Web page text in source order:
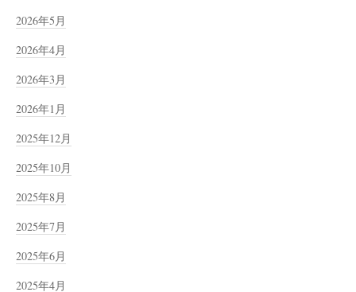
2026年5月
2026年4月
2026年3月
2026年1月
2025年12月
2025年10月
2025年8月
2025年7月
2025年6月
2025年4月